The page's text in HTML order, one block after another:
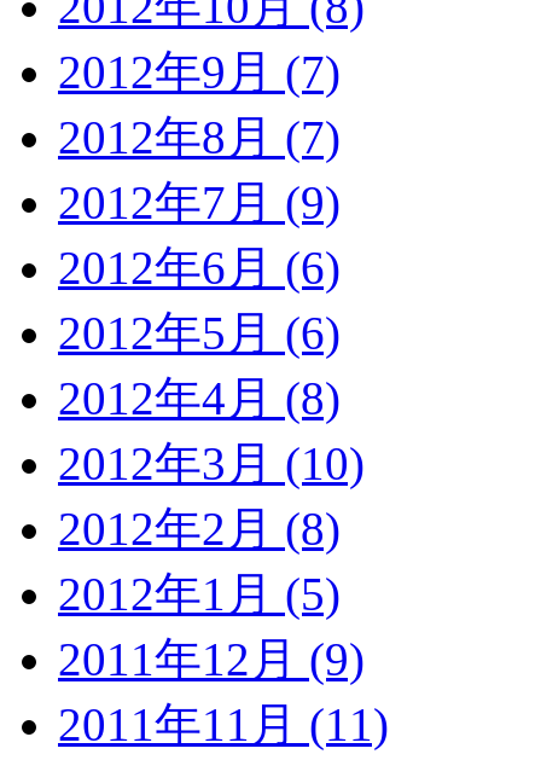
2012年9月 (7)
2012年8月 (7)
2012年7月 (9)
2012年6月 (6)
2012年5月 (6)
2012年4月 (8)
2012年3月 (10)
2012年2月 (8)
2012年1月 (5)
2011年12月 (9)
2011年11月 (11)